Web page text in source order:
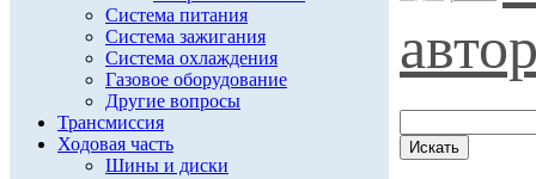
Система питания
Система зажигания
Система охлаждения
Газовое оборудование
Другие вопросы
Трансмиссия
Ходовая часть
Шины и диски